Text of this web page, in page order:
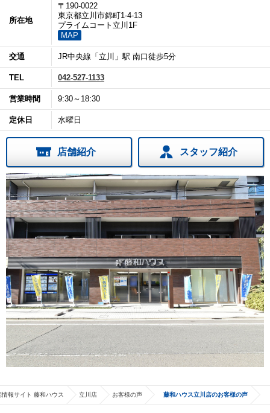
所在地
〒190-0022
東京都立川市錦町1-4-13
プライムコート立川1F
MAP
交通 JR中央線「立川」駅 南口徒歩5分
TEL 042-527-1133
営業時間 9:30～18:30
定休日 水曜日
店舗紹介 スタッフ紹介
報サイト 藤和ハウス 立川店 お客様の声 藤和ハウス立川店のお客様の声